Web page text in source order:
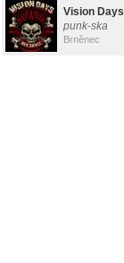
Vision Days
punk-ska
Brněnec